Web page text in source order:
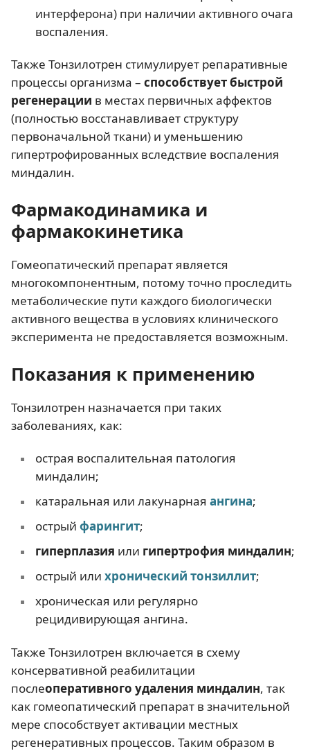
интерферона) при наличии активного очага
воспаления.
Также Тонзилотрен стимулирует репаративные
процессы организма – способствует быстрой
регенерации в местах первичных аффектов
(полностью восстанавливает структуру
первоначальной ткани) и уменьшению
гипертрофированных вследствие воспаления
миндалин.
Фармакодинамика и
фармакокинетика
Гомеопатический препарат является
многокомпонентным, потому точно проследить
метаболические пути каждого биологически
активного вещества в условиях клинического
эксперимента не предоставляется возможным.
Показания к применению
Тонзилотрен назначается при таких
заболеваниях, как:
острая воспалительная патология
миндалин;
катаральная или лакунарная ангина;
острый фарингит;
гиперплазия или гипертрофия миндалин;
острый или хронический тонзиллит;
хроническая или регулярно
рецидивирующая ангина.
Также Тонзилотрен включается в схему
консервативной реабилитации
послеоперативного удаления миндалин, так
как гомеопатический препарат в значительной
мере способствует активации местных
регенеративных процессов. Таким образом в